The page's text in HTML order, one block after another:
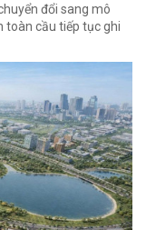
đổi sang mô
toàn cầu tiếp tục ghi